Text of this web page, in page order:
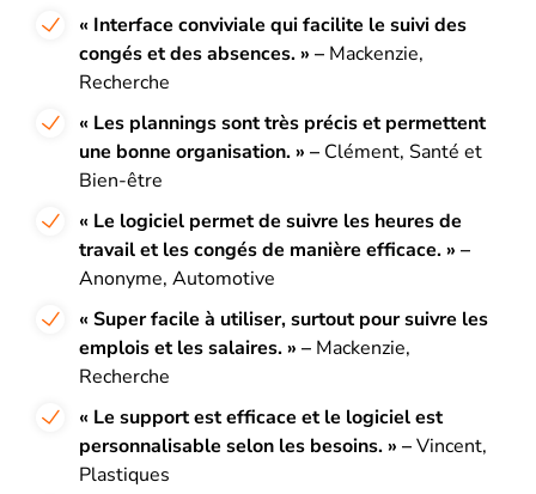
« Interface conviviale qui facilite le suivi des
congés et des absences. » – Mackenzie,
Recherche
« Les plannings sont très précis et permettent
une bonne organisation. » – Clément, Santé et
Bien-être
« Le logiciel permet de suivre les heures de
travail et les congés de manière efficace. » –
Anonyme, Automotive
« Super facile à utiliser, surtout pour suivre les
emplois et les salaires. » – Mackenzie,
Recherche
« Le support est efficace et le logiciel est
personnalisable selon les besoins. » –Vincent,
Plastiques